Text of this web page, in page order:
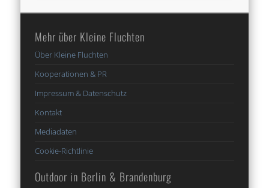
Mehr über Kleine Fluchten
Über Kleine Fluchten
Kooperationen & PR
Impressum & Datenschutz
Kontakt
Mediadaten
Cookie-Richtlinie
Outdoor in Berlin & Brandenburg